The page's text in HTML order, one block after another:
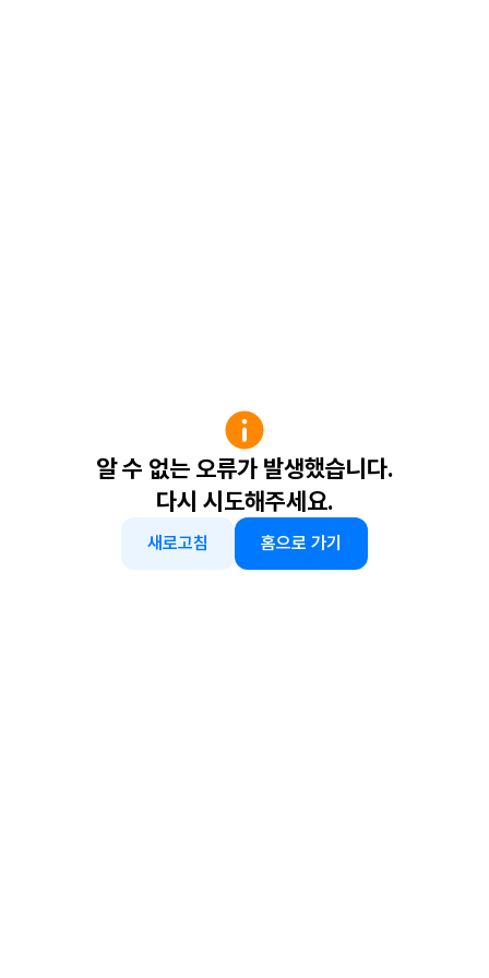
알 수 없는 오류가 발생했습니다.
다시 시도해주세요.
새로고침 홈으로 가기